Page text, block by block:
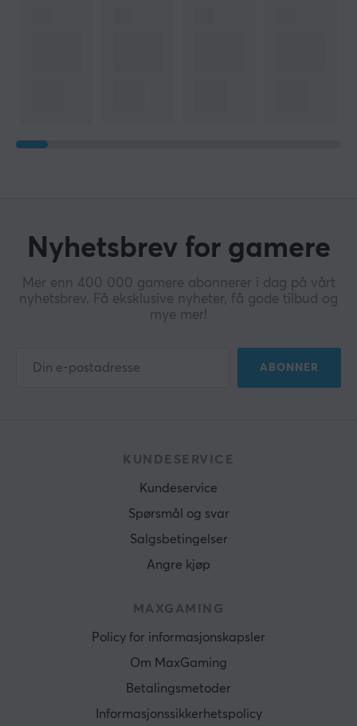
Nyhetsbrev for gamere
Mer enn 400 000 gamere abonnerer i dag på vårt
nyhetsbrev. Få eksklusive nyheter, få gode tilbud og
mye mer!
ABONNER
KUNDESERVICE
Kundeservice
Spørsmål og svar
Salgsbetingelser
Angre kjøp
MAXGAMING
Policy for informasjonskapsler
Om MaxGaming
Betalingsmetoder
Informasjonssikkerhetspolicy